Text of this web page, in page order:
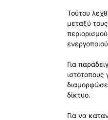
Τούτου
μεταξύ
Για
ιστότοπους
δίκτυο.
Για να